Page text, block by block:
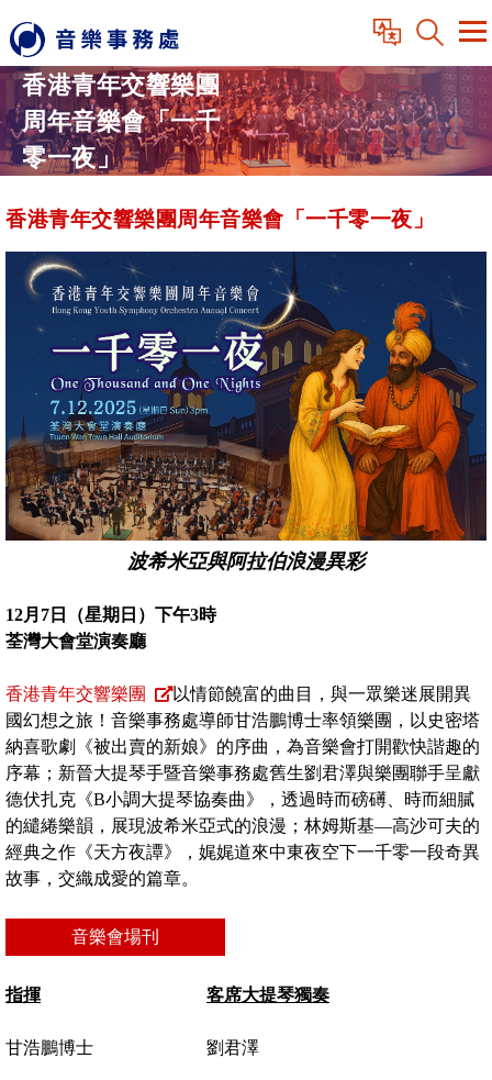
香港青年交響樂團
周年音樂會「一千
零一夜」
香港青年交響樂團周年音樂會「一千零一夜」
波希米亞與阿拉伯浪漫異彩
12月7日（星期日）下午3時
荃灣大會堂演奏廳
香港青年交響樂團
以情節饒富的曲目，與一眾樂迷展開異
國幻想之旅！音樂事務處導師甘浩鵬博士率領樂團，以史密塔
納喜歌劇《被出賣的新娘》的序曲，為音樂會打開歡快諧趣的
序幕；新晉大提琴手暨音樂事務處舊生劉君澤與樂團聯手呈獻
德伏扎克《B小調大提琴協奏曲》，透過時而磅礡、時而細膩
的繾綣樂韻，展現波希米亞式的浪漫；林姆斯基—高沙可夫的
經典之作《天方夜譚》，娓娓道來中東夜空下一千零一段奇異
故事，交織成愛的篇章。
音樂會場刊
指揮
甘浩鵬博士
客席大提琴獨奏
劉君澤